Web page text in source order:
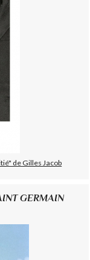
de Gilles Jacob
GERMAIN